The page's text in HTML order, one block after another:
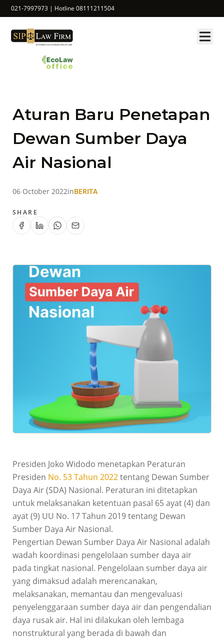
021-7997973 | Hotline 08111211504
Aturan Baru Penetapan
Dewan Sumber Daya
Air Nasional
06 October 2022inBERITA
SHARE
Presiden Joko Widodo menetapkan Peraturan
Presiden No. 53 Tahun 2022tentang Dewan Sumber
Daya Air (SDA) Nasional. Peraturan ini ditetapkan
untuk melaksanakan ketentuan pasal 65 ayat (4) dan
ayat (9) UU No. 17 Tahun 2019 tentang Dewan
Sumber Daya Air Nasional.
Pengertian Dewan Sumber Daya Air Nasional adalah
wadah koordinasi pengelolaan sumber daya air
pada tingkat nasional. Pengelolaan sumber daya air
yang dimaksud adalah merencanakan,
melaksanakan, memantau dan mengevaluasi
penyelenggaraan sumber daya air dan pengendalian
daya rusak air. Hal ini dilakukan oleh lembaga
nonstruktural yang berada di bawah dan